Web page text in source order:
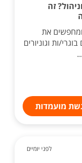
זה
את
ות וגוניורים
מועמדות
לפני יומיים